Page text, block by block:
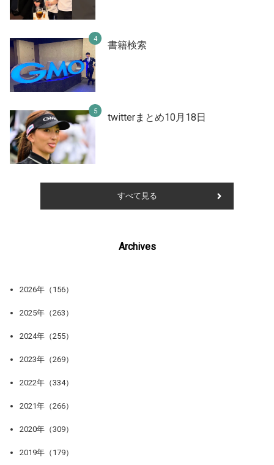
書籍検索
twitterまとめ10月18日
すべて見る
Archives
2026年（156）
2025年（263）
2024年（255）
2023年（269）
2022年（334）
2021年（266）
2020年（309）
2019年（179）